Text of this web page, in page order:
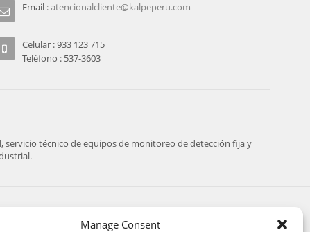
Manage Consent
Email :atencionalcliente@kalpeperu.com
Celular : 933 123 715
Teléfono : 537-3603
servicio técnico de equipos de monitoreo de detección fija y